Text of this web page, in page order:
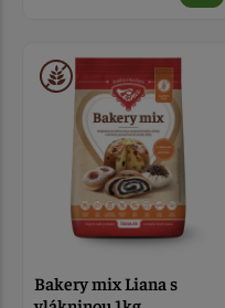
Bakery mix Liana s